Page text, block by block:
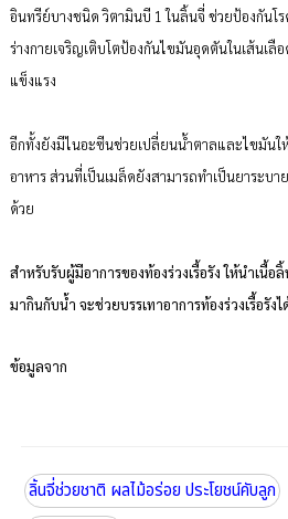
อินทรีย์บางชนิด วิตามินบี 1 ในลิ้นจี่ ช่วยป้องกันโ
ร่างกายเจริญเติบโตป้องกันไขมันอุดตันในเส้นเลื
แข็งแรง
อีกทั้งยังมีไนอะซีนช่วยเปลี่ยนน้ำตาลและไขมันใ
อาหาร ส่วนที่เป็นเมล็ดยังสามารถทําเป็นยาระบา
ด้วย
สําหรับรับผู้มีอาการของท้องร่วงเรื้อรัง ให้นําเนื้
มากินกับน้ำ จะช่วยบรรเทาอาการท้องร่วงเรื้อรัง
ข้อมูลจาก
ลิ้นจี่ช่วยชาติ ผลไม้อร่อย ประโยชน์คับลูก